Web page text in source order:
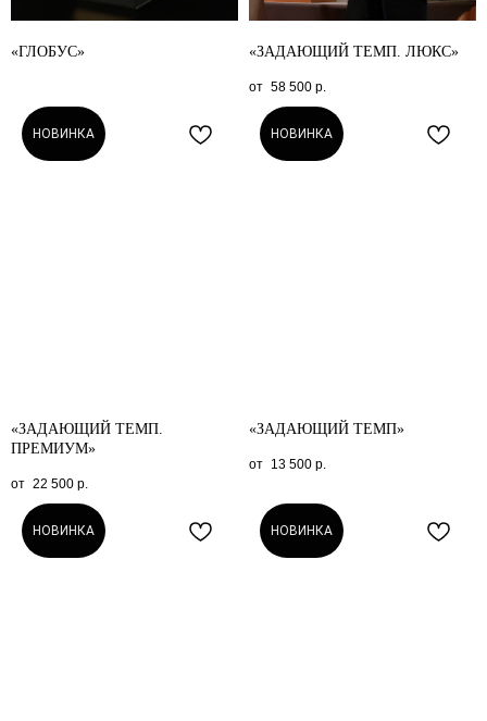
«ГЛОБУС» «ЗАДАЮЩИЙ ТЕМП. ЛЮКС»
58 500 р.
НОВИНКА
«ЗАДАЮЩИЙ ТЕМП.
ПРЕМИУМ»
22 500 р.
НОВИНКА
«ЗАДАЮЩИЙ ТЕМП»
13 500 р.
НОВИНКА НОВИНКА